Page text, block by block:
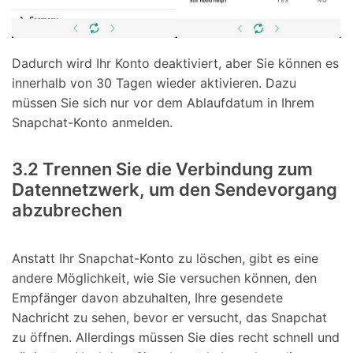
Dadurch wird Ihr Konto deaktiviert, aber Sie können es
innerhalb von 30 Tagen wieder aktivieren. Dazu
müssen Sie sich nur vor dem Ablaufdatum in Ihrem
Snapchat-Konto anmelden.
3.2 Trennen Sie die Verbindung zum
Datennetzwerk, um den Sendevorgang
abzubrechen
Anstatt Ihr Snapchat-Konto zu löschen, gibt es eine
andere Möglichkeit, wie Sie versuchen können, den
Empfänger davon abzuhalten, Ihre gesendete
Nachricht zu sehen, bevor er versucht, das Snapchat
zu öffnen. Allerdings müssen Sie dies recht schnell und